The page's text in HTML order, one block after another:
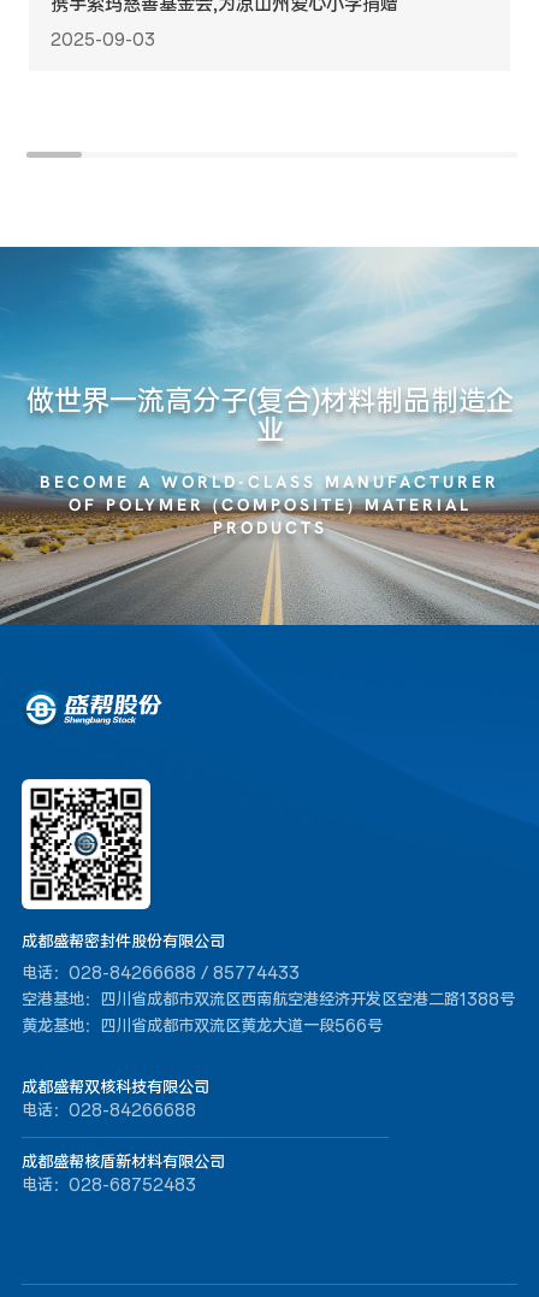
2025-09-03
做世界一流高分子(复合)材料制品制造企
业
BECOME A WORLD-CLASS MANUFACTURER
OF POLYMER (COMPOSITE) MATERIAL
PRODUCTS
成都盛帮密封件股份有限公司
电话：028-84266688 / 85774433
空港基地：四川省成都市双流区西南航空港经济开发区空港二路1388号
黄龙基地：四川省成都市双流区黄龙大道一段566号
成都盛帮双核科技有限公司
电话：028-84266688
成都盛帮核盾新材料有限公司
电话：028-68752483